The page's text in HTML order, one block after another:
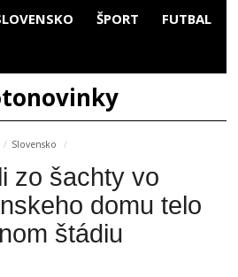
ŠPORT FUTBAL
Slovensko
zo šachty vo
domu telo
štádiu